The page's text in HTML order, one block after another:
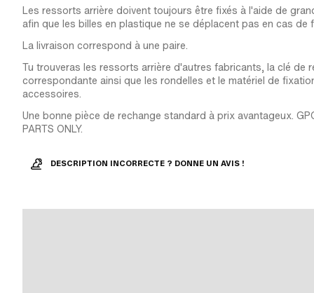
Les ressorts arrière doivent toujours être fixés à l'aide de
afin que les billes en plastique ne se déplacent pas en cas de
La livraison correspond à une paire.
Tu trouveras les ressorts arrière d'autres fabricants, la clé de
correspondante ainsi que les rondelles et le matériel de
accessoires.
Une bonne pièce de rechange standard à prix avantageux.
PARTS ONLY.
DESCRIPTION INCORRECTE ? DONNE UN AVIS !